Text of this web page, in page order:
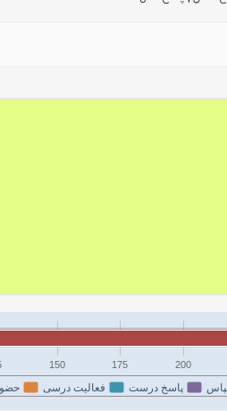
پاسخ درست فعالیت درسی
150 175 200